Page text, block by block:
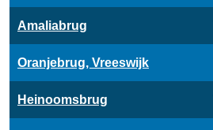
Amaliabrug
Oranjebrug, Vreeswijk
Heinoomsbrug